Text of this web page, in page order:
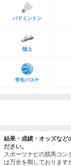
バドミントン
陸上
学生バスケ
結果・成績・オッズなど
ださい。
スポーツナビの競馬コン
は万全を期しております